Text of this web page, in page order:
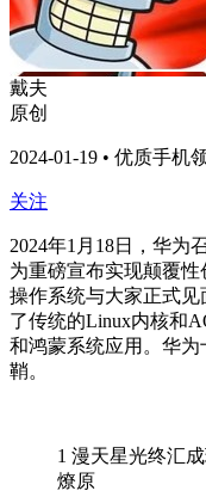
戴夫
原创
2024-01-19 • 优质手机
关注
2024年1月18日，华为
为重磅宣布实现颠覆性
操作系统与大家正式
了传统的Linux内核和
和鸿蒙系统应用。华
鞘。
1 漫天星光终汇
燎原